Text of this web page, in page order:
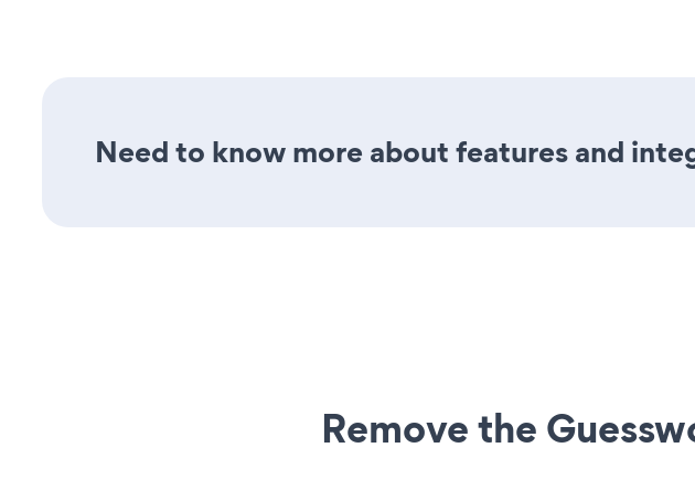
Need to know more about features and
Remove the